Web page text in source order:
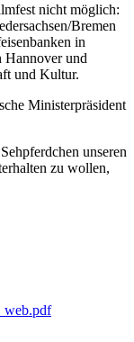
nicht möglich:
Bremen
in
Hannover und
und Kultur.
Ministerpräsident
unseren
zu wollen,